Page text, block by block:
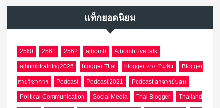
แท็กยอดนิยม
2560 2561 2562 ajbomb AjbombLiveTalk
ajbombtraining2025 blogger Thai blogger สายบันเทิง Blogger
สายวิชาการ Podcast Podcast 2021 Podcast อาจารย์บอม
Political Communication Social Media Thai Blogger Thailand